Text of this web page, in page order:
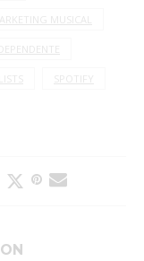
MUSICAL
SPOTIFY